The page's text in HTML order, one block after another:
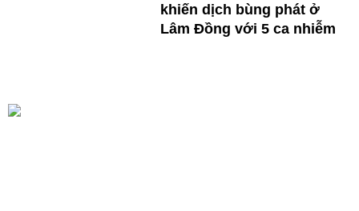
khiến dịch bùng phát ở
Lâm Đồng với 5 ca nhiễm